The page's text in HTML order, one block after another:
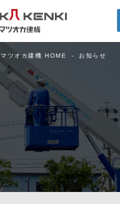
マツオカ建機 HOME お知らせ